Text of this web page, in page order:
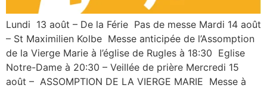
Lundi 13 août – De la Férie Pas de messe Mardi 14 août
– St Maximilien Kolbe Messe anticipée de l’Assomption
de la Vierge Marie à l’église de Rugles à 18:30 Eglise
Notre-Dame à 20:30 – Veillée de prière Mercredi 15
août – ASSOMPTION DE LA VIERGE MARIE Messe à